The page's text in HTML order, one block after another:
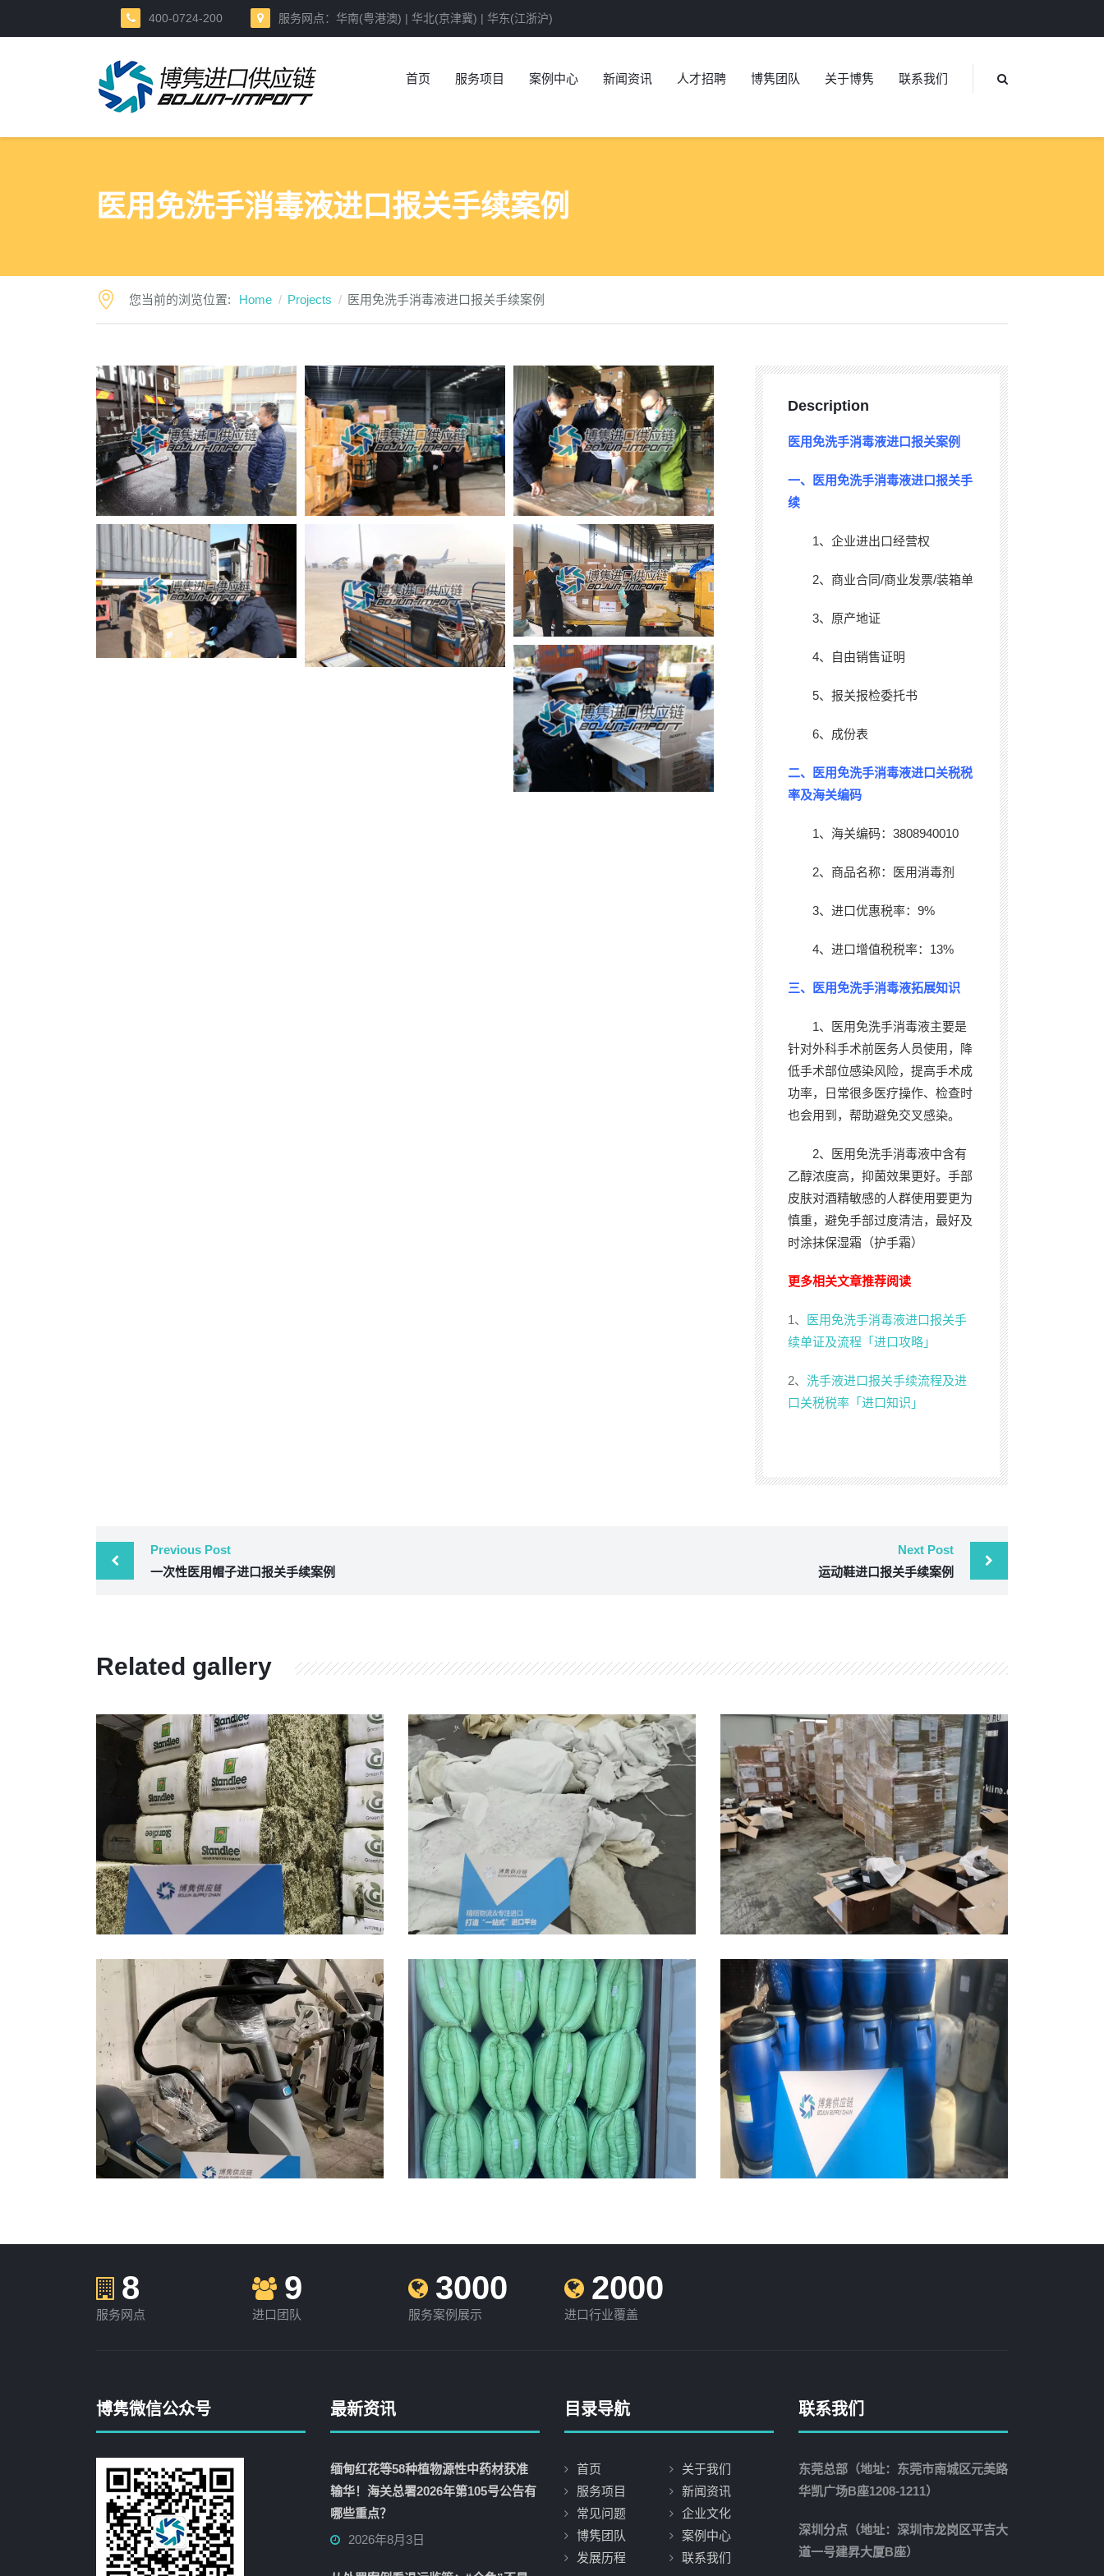
400-0724-200 服务网点：华南(粤港澳) | 华北(京津冀) | 华东(江浙沪)
首页 服务项目 案例中心 新闻资讯 人才招聘 博隽团队 关于博隽 联系我们
医用免洗手消毒液进口报关手续案例
您当前的浏览位置: Home Projects 医用免洗手消毒液进口报关手续案例
Description
医用免洗手消毒液进口报关案例
一、医用免洗手消毒液进口报关手
续
1、企业进出口经营权
2、商业合同/商业发票/装箱单
3、原产地证
4、自由销售证明
5、报关报检委托书
6、成份表
二、医用免洗手消毒液进口关税税
率及海关编码
1、海关编码：3808940010
2、商品名称：医用消毒剂
3、进口优惠税率：9%
4、进口增值税税率：13%
三、医用免洗手消毒液拓展知识
1、医用免洗手消毒液主要是
针对外科手术前医务人员使用，降
低手术部位感染风险，提高手术成
功率，日常很多医疗操作、检查时
也会用到，帮助避免交叉感染。
2、医用免洗手消毒液中含有
乙醇浓度高，抑菌效果更好。手部
皮肤对酒精敏感的人群使用要更为
慎重，避免手部过度清洁，最好及
时涂抹保湿霜（护手霜）
更多相关文章推荐阅读
1、
医用免洗手消毒液进口报关手
续单证及流程「进口攻略」
2、 洗手液进口报关手续流程及进
口关税税率「进口知识」
Previous Post
一次性医用帽子进口报关手续案例
Next Post
运动鞋进口报关手续案例
Related gallery
8
服务网点
9
进口团队
3000
服务案例展示
2000
进口行业覆盖
博隽微信公众号 最新资讯
缅甸红花等58种植物源性中药材获准
输华！海关总署2026年第105号公告有
哪些重点？
2026年8月3日
目录导航
首页
关于我们
服务项目
新闻资讯
常见问题
企业文化
博隽团队
案例中心
发展历程
联系我们
联系我们
东莞总部（地址：东莞市南城区元美路
华凯广场B座1208-1211）
深圳分点（地址：深圳市龙岗区平吉大
道一号建昇大厦B座）